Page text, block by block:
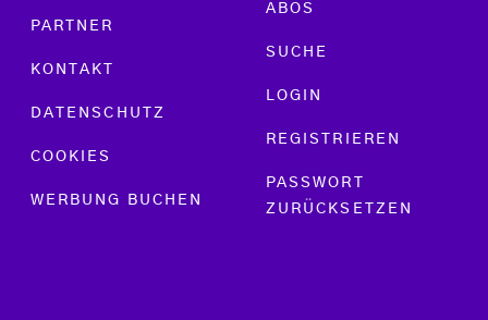
PARTNER
KONTAKT
DATENSCHUTZ
COOKIES
WERBUNG BUCHEN
ABOS
SUCHE
LOGIN
REGISTRIEREN
PASSWORT
ZURÜCKSETZEN